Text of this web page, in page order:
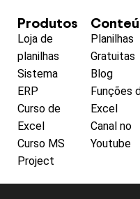
Produtos
Loja de
planilhas
Sistema
ERP
Curso de
Excel
Curso MS
Project
Planilhas
Gratuitas
Blog
Funções
Excel
Canal no
Youtube